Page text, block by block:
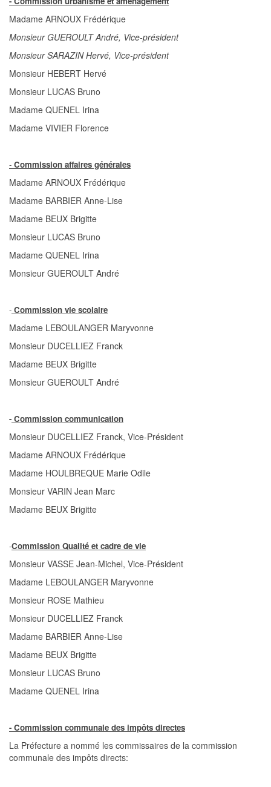
Madame ARNOUX Frédérique
Monsieur GUEROULT André, Vice-président
Monsieur SARAZIN Hervé, Vice-président
Monsieur HEBERT Hervé
Monsieur LUCAS Bruno
Madame QUENEL Irina
Madame VIVIER Florence
- Commission affaires générales
Madame ARNOUX Frédérique
Madame BARBIER Anne-Lise
Madame BEUX Brigitte
Monsieur LUCAS Bruno
Madame QUENEL Irina
Monsieur GUEROULT André
- Commission vie scolaire
Madame LEBOULANGER Maryvonne
Monsieur DUCELLIEZ Franck
Madame BEUX Brigitte
Monsieur GUEROULT André
- Commission communication
Monsieur DUCELLIEZ Franck, Vice-Président
Madame ARNOUX Frédérique
Madame HOULBREQUE Marie Odile
Monsieur VARIN Jean Marc
Madame BEUX Brigitte
-Commission Qualité et cadre de vie
Monsieur VASSE Jean-Michel, Vice-Président
Madame LEBOULANGER Maryvonne
Monsieur ROSE Mathieu
Monsieur DUCELLIEZ Franck
Madame BARBIER Anne-Lise
Madame BEUX Brigitte
Monsieur LUCAS Bruno
Madame QUENEL Irina
- Commission communale des impôts directes
La Préfecture a nommé les commissaires de la commission
communale des impôts directs: